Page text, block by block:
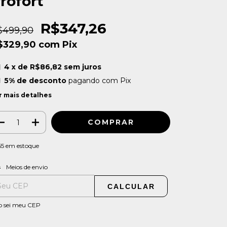
R$347,26
com Pix
4 x de R$86,82 sem juros
5% de descontopagando com Pix
mais detalhes
em estoque
para o CEP:
Meios de envio
CALCULAR
sei meu CEP